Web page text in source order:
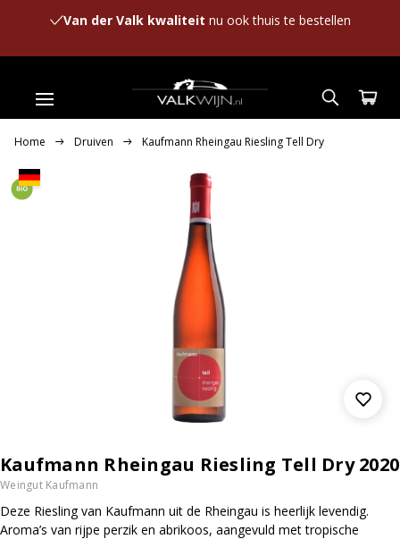
Van der Valk kwaliteit nu ook thuis te bestellen
Home Druiven Kaufmann Rheingau Riesling Tell Dry
Kaufmann Rheingau Riesling Tell Dry 2020
Weingut Kaufmann
Deze Riesling van Kaufmann uit de Rheingau is heerlijk levendig.
Aroma’s van rijpe perzik en abrikoos, aangevuld met tropische